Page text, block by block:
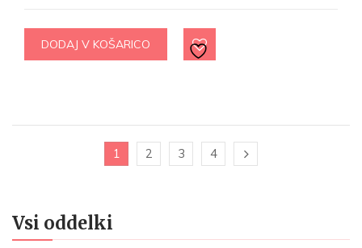
Vsi oddelki
DODAJ V KOŠARICO
1 2 3 4